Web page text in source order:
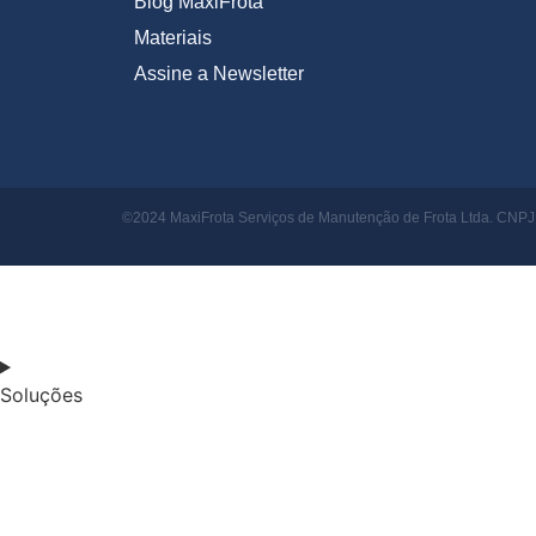
Materiais
Assine a Newsletter
©2024 MaxiFrota Serviços de Manutenção de Frota Ltda.
Soluções